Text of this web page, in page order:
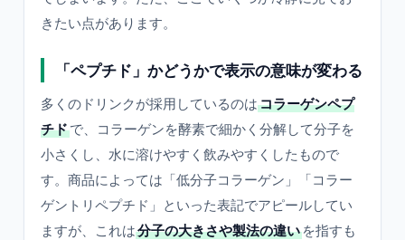
きたい点があります。
「ペプチド」かどうかで表示の意味が変わる
多くのドリンクが採用しているのはコラーゲンペプ
チドで、コラーゲンを酵素で細かく分解して分子を
小さくし、水に溶けやすく飲みやすくしたもので
す。商品によっては「低分子コラーゲン」「コラー
ゲントリペプチド」といった表記でアピールしてい
ますが、これは分子の大きさや製法の違い を指すも